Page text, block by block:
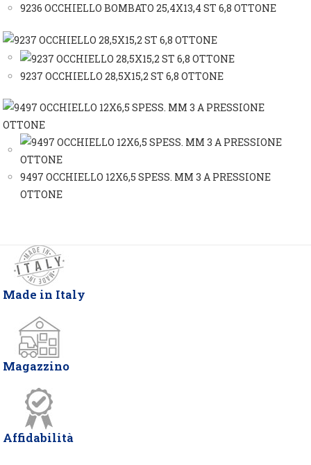
9236 OCCHIELLO BOMBATO 25,4X13,4 ST 6,8 OTTONE
9237 OCCHIELLO 28,5X15,2 ST 6,8 OTTONE
9497 OCCHIELLO 12X6,5 SPESS. MM 3 A PRESSIONE
OTTONE
Made in Italy
Magazzino
Affidabilità